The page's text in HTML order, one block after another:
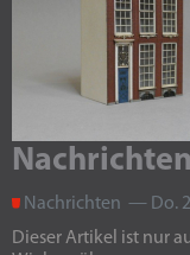
Nachrichten — Do. 2
Dieser Artikel ist nur